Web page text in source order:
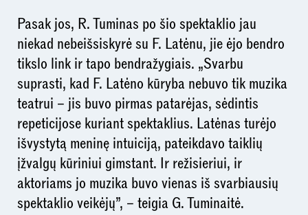
Pasak jos, R. Tuminas po šio spektaklio jau
niekad nebeišsiskyrė su F. Latėnu, jie ėjo bendro
tikslo link ir tapo bendražygiais. „Svarbu
suprasti, kad F. Latėno kūryba nebuvo tik muzika
teatrui – jis buvo pirmas patarėjas, sėdintis
repeticijose kuriant spektaklius. Latėnas turėjo
išvystytą meninę intuiciją, pateikdavo taiklių
įžvalgų kūriniui gimstant. Ir režisieriui, ir
aktoriams jo muzika buvo vienas iš svarbiausių
spektaklio veikėjų”, – teigia G. Tuminaitė.